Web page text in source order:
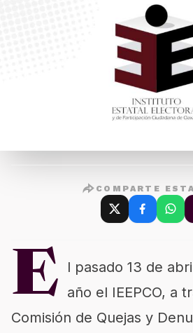
COMPARTE
E
l pasado 13 de
año el IEEPCO, a
Comisión de Quejas y